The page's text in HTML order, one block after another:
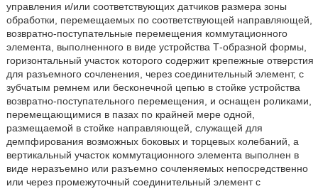
управления и/или соответствующих датчиков размера зоны
обработки, перемещаемых по соответствующей направляющей,
возвратно-поступательные перемещения коммутационного
элемента, выполненного в виде устройства Т-образной формы,
горизонтальный участок которого содержит крепежные отверстия
для разъемного сочленения, через соединительный элемент, с
зубчатым ремнем или бесконечной цепью в стойке устройства
возвратно-поступательного перемещения, и оснащен роликами,
перемещающимися в пазах по крайней мере одной,
размещаемой в стойке направляющей, служащей для
демпфирования возможных боковых и торцевых колебаний, а
вертикальный участок коммутационного элемента выполнен в
виде неразъемно или разъемно сочленяемых непосредственно
или через промежуточный соединительный элемент с